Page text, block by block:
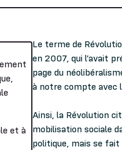
et à
Le terme de
en 2007, qui l’avait
page du
à notre compte avec
Ainsi, la Révolution
mobilisation sociale
politique, mais se fait